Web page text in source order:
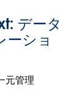
提供です。
ト (ベー
データ
ーショ
元管理